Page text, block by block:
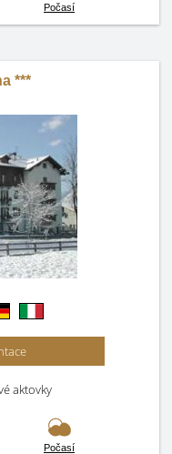
Počasí
***
aktovky
Počasí